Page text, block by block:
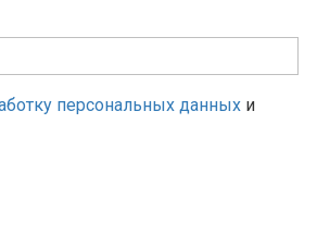
персональных данных и